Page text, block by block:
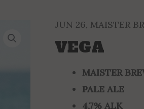
JUN 26, MAISTER
VEGA
MAISTER
PALE ALE
4,7% ALK